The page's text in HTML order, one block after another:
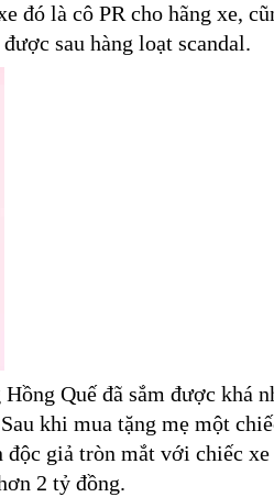
đó là cô PR cho hãng xe,
sau hàng loạt scandal.
Quế đã sắm được khá
khi mua tặng mẹ một
giả tròn mắt với chiếc
2 tỷ đồng.